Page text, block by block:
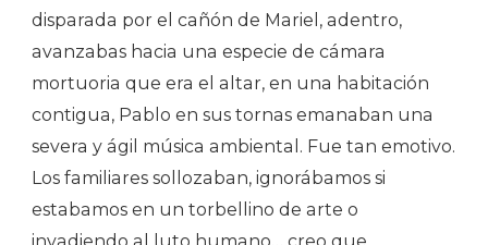
disparada por el cañón de Mariel, adentro,
avanzabas hacia una especie de cámara
mortuoria que era el altar, en una habitación
contigua, Pablo en sus tornas emanaban una
severa y ágil música ambiental. Fue tan emotivo.
Los familiares sollozaban, ignorábamos si
estabamos en un torbellino de arte o